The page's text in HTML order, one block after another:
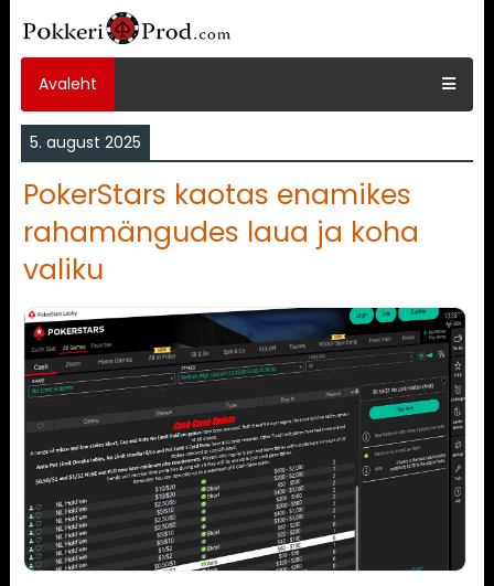
Avaleht
5. august 2025
PokerStars kaotas enamikes
rahamängudes laua ja koha
valiku